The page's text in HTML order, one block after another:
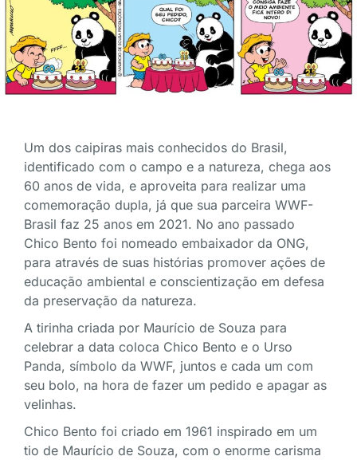
Um dos caipiras mais conhecidos do Brasil,
identificado com o campo e a natureza, chega aos
60 anos de vida, e aproveita para realizar uma
comemoração dupla, já que sua parceira WWF-
Brasil faz 25 anos em 2021. No ano passado
Chico Bento foi nomeado embaixador da ONG,
para através de suas histórias promover ações de
educação ambiental e conscientização em defesa
da preservação da natureza.
A tirinha criada por Maurício de Souza para
celebrar a data coloca Chico Bento e o Urso
Panda, símbolo da WWF, juntos e cada um com
seu bolo, na hora de fazer um pedido e apagar as
velinhas.
Chico Bento foi criado em 1961 inspirado em um
tio de Maurício de Souza, com o enorme carisma